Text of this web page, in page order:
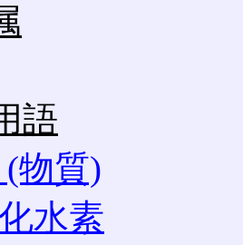
語
物質)
水素